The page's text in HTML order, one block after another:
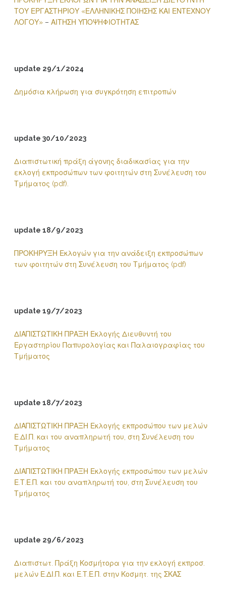
ΤΟΥ ΕΡΓΑΣΤΗΡΙΟΥ «ΕΛΛΗΝΙΚΗΣ ΠΟΙΗΣΗΣ ΚΑΙ ΕΝΤΕΧΝΟΥ
ΛΟΓΟΥ»– ΑΙΤΗΣΗ ΥΠΟΨΗΦΙΟΤΗΤΑΣ
update 29/1/2024
Δημόσια κλήρωση για συγκρότηση επιτροπών
update 30/10/2023
Διαπιστωτική πράξη άγονης διαδικασίας για την
εκλογή εκπροσώπων των φοιτητών στη Συνέλευση του
Τμήματος (pdf).
update 18/9/2023
ΠΡΟΚΗΡΥΞΗ Εκλογών για την ανάδειξη εκπροσώπων
των φοιτητών στη Συνέλευση του Τμήματος (pdf)
update 19/7/2023
ΔΙΑΠΙΣΤΩΤΙΚΗ ΠΡΑΞΗ Εκλογής Διευθυντή του
Εργαστηρίου Παπυρολογίας και Παλαιογραφίας του
Τμήματος
update 18/7/2023
ΔΙΑΠΙΣΤΩΤΙΚΗ ΠΡΑΞΗ Εκλογής εκπροσώπου των μελών
Ε.ΔΙ.Π. και του αναπληρωτή του, στη Συνέλευση του
Τμήματος
ΔΙΑΠΙΣΤΩΤΙΚΗ ΠΡΑΞΗ Εκλογής εκπροσώπου των μελών
Ε.Τ.Ε.Π. και του αναπληρωτή του, στη Συνέλευση του
Τμήματος
update 29/6/2023
Διαπιστωτ. Πράξη Κοσμήτορα για την εκλογή εκπροσ.
μελών Ε.ΔΙ.Π. και Ε.Τ.Ε.Π. στην Κοσμητ. της ΣΚΑΣ